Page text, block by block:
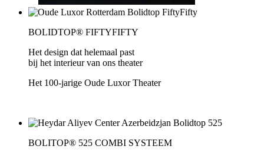
BOLIDTOP® FIFTYFIFTY
Het design dat helemaal past
bij het interieur van ons theater
Het 100-jarige Oude Luxor Theater
BOLITOP® 525 COMBI SYSTEEM